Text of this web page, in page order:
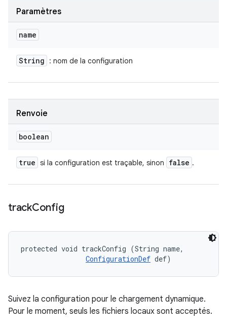
Paramètres
name
String : nom de la configuration
Renvoie
boolean
true si la configuration est traçable, sinon false .
trackConfig
protected void trackConfig (String name,
ConfigurationDef def)
Suivez la configuration pour le chargement dynamique.
Pour le moment, seuls les fichiers locaux sont acceptés.